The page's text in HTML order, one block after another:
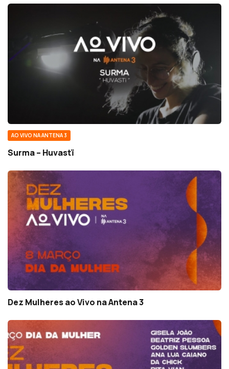
AO VIVO NA ANTENA 3
Surma – Huvastï
Dez Mulheres ao Vivo na Antena 3